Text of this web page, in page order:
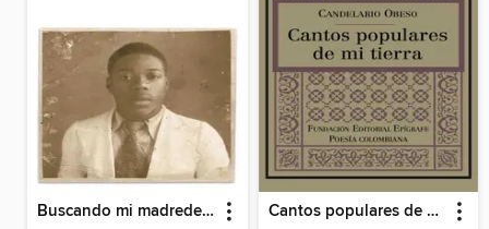
Buscando mi madredediós Cantos populares de mi tierra